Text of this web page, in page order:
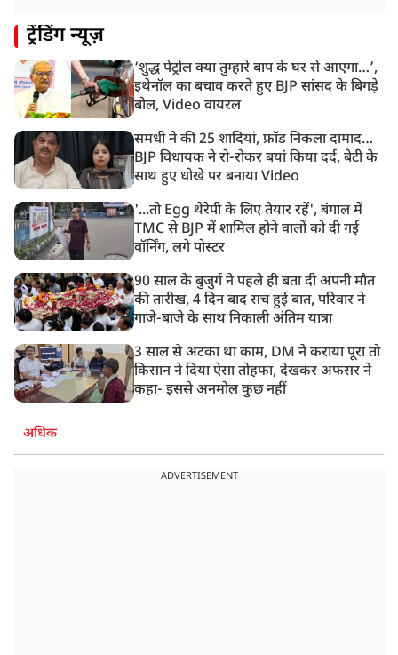
अभिषेक बनर्जी को आंखों के इलाज के लिए विदेश जाने की
1:40 PM
रांची: झारखंड विधानसभा परिसर में घुसे छात्र प्रदर्शनकारी,
पुलिस ने किया लाठीचार्ज
ट्रेंडिंग न्यूज़
‘शुद्ध पेट्रोल क्या तुम्हारे बाप के घर से आएगा…’,
इथेनॉल का बचाव करते हुए BJP सांसद के बिगड़े
बोल, Video वायरल
समधी ने की 25 शादियां, फ्रॉड निकला दामाद…
BJP विधायक ने रो-रोकर बयां किया दर्द, बेटी के
साथ हुए धोखे पर बनाया Video
'...तो Egg थेरेपी के लिए तैयार रहें', बंगाल में
TMC से BJP में शामिल होने वालों को दी गई
वॉर्निंग, लगे पोस्टर
90 साल के बुजुर्ग ने पहले ही बता दी अपनी मौत
की तारीख, 4 दिन बाद सच हुई बात, परिवार ने
गाजे-बाजे के साथ निकाली अंतिम यात्रा
3 साल से अटका था काम, DM ने कराया पूरा तो
किसान ने दिया ऐसा तोहफा, देखकर अफसर ने
कहा- इससे अनमोल कुछ नहीं
अधिक
ADVERTISEMENT